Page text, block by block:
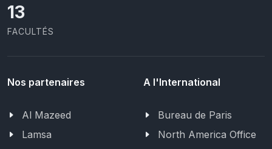
13
FACULTÉS
Nos partenaires
Al Mazeed
Lamsa
A l'International
Bureau de Paris
North America Office